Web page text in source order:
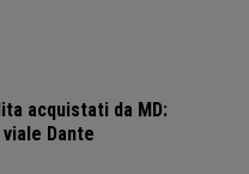
acquistati da MD:
Dante